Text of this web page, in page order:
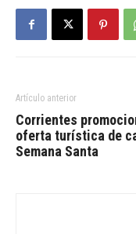
Artículo anterior
Corrientes
oferta turística de
Semana Santa